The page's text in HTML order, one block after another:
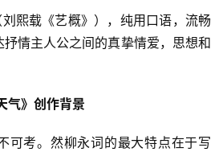
熙载《艺概》），纯用口语，流畅
情主人公之间的真挚情爱，思想和
气》创作背景
可考。然柳永词的最大特点在于写